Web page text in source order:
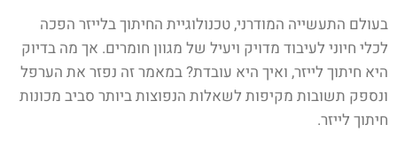
בעולם התעשייה המודרני, טכנולוגיית החיתוך בלייזר הפכה
לכלי חיוני לעיבוד מדויק ויעיל של מגוון חומרים. אך מה בדיוק
היא חיתוך לייזר, ואיך היא עובדת? במאמר זה נפזר את הערפל
ונספק תשובות מקיפות לשאלות הנפוצות ביותר סביב מכונות
חיתוך לייזר.